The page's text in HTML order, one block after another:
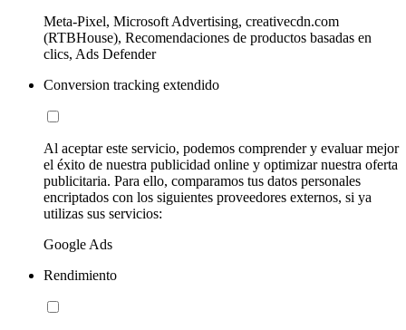
Meta-Pixel, Microsoft Advertising, creativecdn.com
(RTBHouse), Recomendaciones de productos basadas en
clics, Ads Defender
Conversion tracking extendido
Al aceptar este servicio, podemos comprender y evaluar mejor
el éxito de nuestra publicidad online y optimizar nuestra oferta
publicitaria. Para ello, comparamos tus datos personales
encriptados con los siguientes proveedores externos, si ya
utilizas sus servicios:
Google Ads
Rendimiento